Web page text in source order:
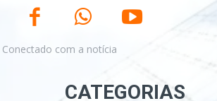
Conectado com a notícia
CATEGORIAS